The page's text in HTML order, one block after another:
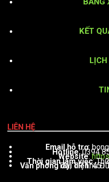
KẾT
LIÊN HỆ
Email hỗ trợ:
Hotline: 0394
Website:
Thời gian làm việc :
Văn phòng đại diện
: 451 Phạm Văn Đồng,